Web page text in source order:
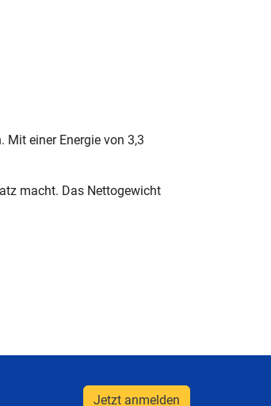
Mit einer Energie von 3,3
macht. Das Nettogewicht
Jetzt anmelden